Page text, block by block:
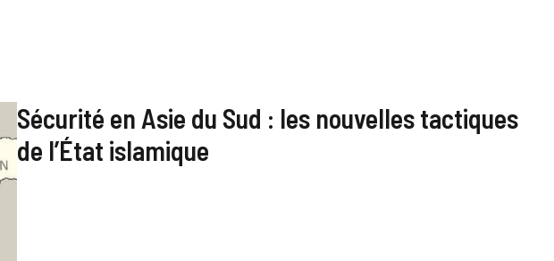
Sécurité en Asie du Sud : les nouvelles tactiques
de l’État islamique